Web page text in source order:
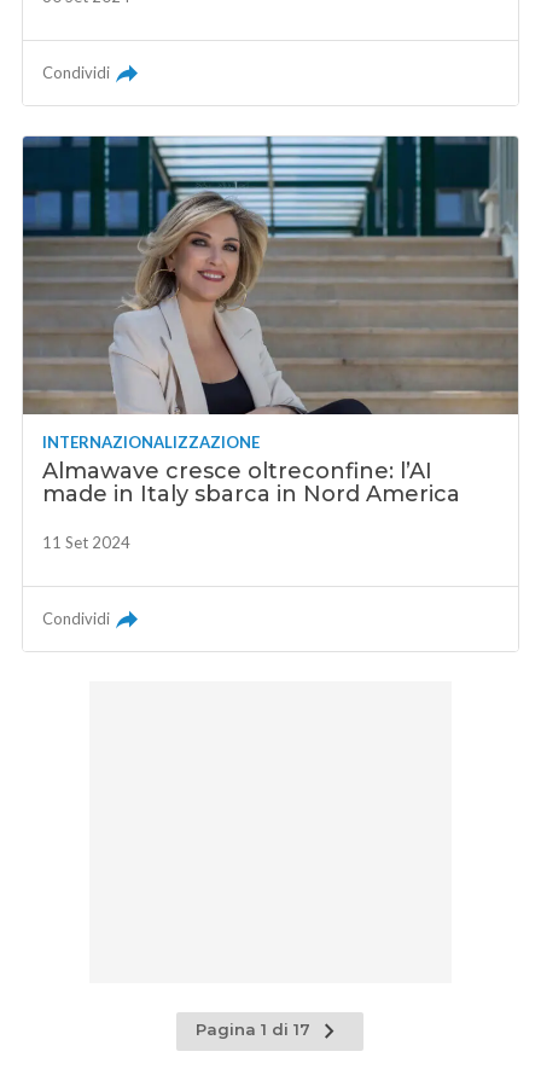
Condividi
INTERNAZIONALIZZAZIONE
Almawave cresce oltreconfine: l’AI
made in Italy sbarca in Nord America
11 Set 2024
Condividi
Pagina 1 di 17
Pagina
successiva